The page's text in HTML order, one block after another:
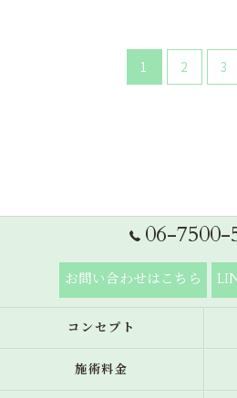
1 2 3
06-7500-
お問い合わせはこちら
コンセプト
施術料金